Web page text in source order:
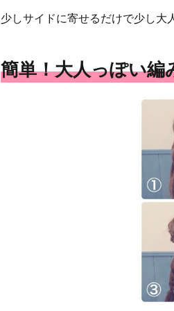
少しサイドに寄せるだけで少し大
簡単！大人っぽい